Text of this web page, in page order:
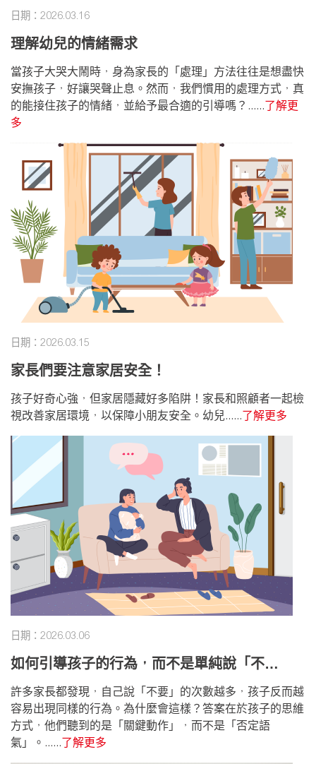
日期：2026.03.16
理解幼兒的情緒需求
當孩子大哭大鬧時，身為家長的「處理」方法往往是想盡快
安撫孩子，好讓哭聲止息。然而，我們慣用的處理方式，真
的能接住孩子的情緒，並給予最合適的引導嗎？......了解更
多
日期：2026.03.15
家長們要注意家居安全！
孩子好奇心強，但家居隱藏好多陷阱！家長和照顧者一起檢
視改善家居環境，以保障小朋友安全。幼兒......了解更多
日期：2026.03.06
如何引導孩子的行為，而不是單純說「不
許多家長都發現，自己說「不要」的次數越多，孩子反而越
容易出現同樣的行為。為什麼會這樣？答案在於孩子的思維
方式，他們聽到的是「關鍵動作」，而不是「否定語
氣」。......了解更多